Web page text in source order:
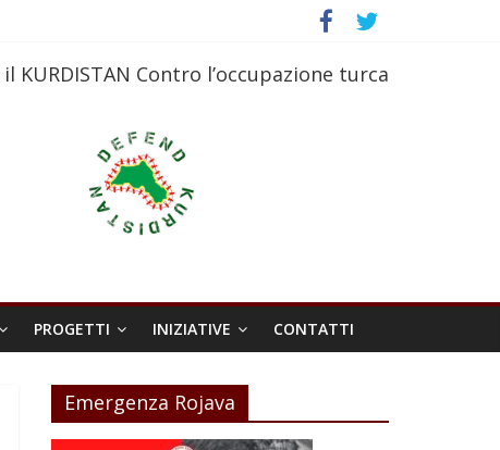
il KURDISTAN Contro l’occupazione turca
PROGETTI INIZIATIVE CONTATTI
Emergenza Rojava